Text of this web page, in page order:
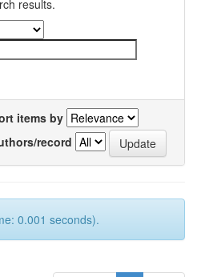
results.
items by
record
0.001 seconds).